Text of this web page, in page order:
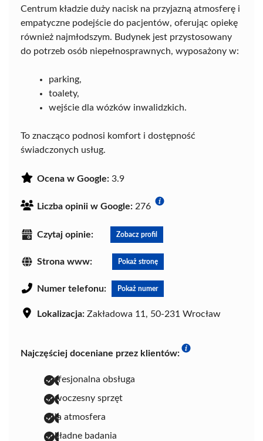
Centrum kładzie duży nacisk na przyjazną atmosferę i
empatyczne podejście do pacjentów, oferując opiekę
również najmłodszym. Budynek jest przystosowany
do potrzeb osób niepełnosprawnych, wyposażony w:
parking,
toalety,
wejście dla wózków inwalidzkich.
To znacząco podnosi komfort i dostępność
świadczonych usług.
Ocena w Google: 3.9
Liczba opinii w Google: 276
Czytaj opinie: Zobacz profil
Strona www: Pokaż stronę
Numer telefonu: Pokaż numer
Lokalizacja: Zakładowa 11, 50-231 Wrocław
Najczęściej doceniane przez klientów:
profesjonalna obsługa
nowoczesny sprzęt
miła atmosfera
dokładne badania